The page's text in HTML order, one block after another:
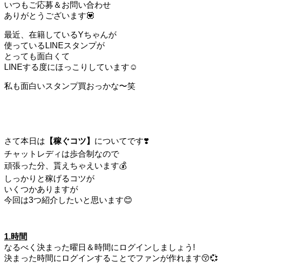
いつもご応募＆お問い合わせ
ありがとうございます💟
最近、在籍しているYちゃんが
使っているLINEスタンプが
とっても面白くて
LINEする度にほっこりしています☺️
私も面白いスタンプ買おっかな〜笑
さて本日は 【稼ぐコツ】 についてです❣️
チャットレディは歩合制なので
頑張った分、貰えちゃえいます💰
しっかりと稼げるコツが
いくつかありますが
今回は3つ紹介したいと思います😊
1.時間
なるべく決まった曜日＆時間にログインしましょう!
決まった時間にログインすることでファンが作れます😚💞